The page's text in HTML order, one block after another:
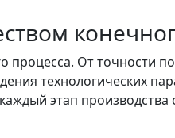
От точности
технологических
этап производства